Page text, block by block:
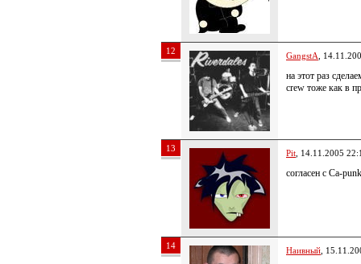
12 GangstA ,
на этот раз
crew тоже как в
13 Pit , 14.11.2005
согласен с Ca-
14 Наивный ,